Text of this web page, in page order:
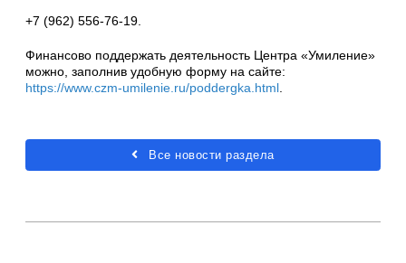
+7 (962) 556-76-19.
Финансово поддержать деятельность Центра «Умиление»
можно, заполнив удобную форму на сайте:
https://www.czm-umilenie.ru/poddergka.html
Все новости раздела